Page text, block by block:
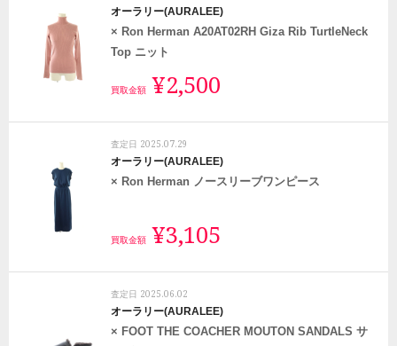
オーラリー(AURALEE)
× Ron Herman A20AT02RH Giza Rib TurtleNeck
Top ニット
買取金額 ¥2,500
査定日 2025.07.29
オーラリー(AURALEE)
× Ron Herman ノースリーブワンピース
買取金額 ¥3,105
査定日 2025.06.02
オーラリー(AURALEE)
× FOOT THE COACHER MOUTON SANDALS サ